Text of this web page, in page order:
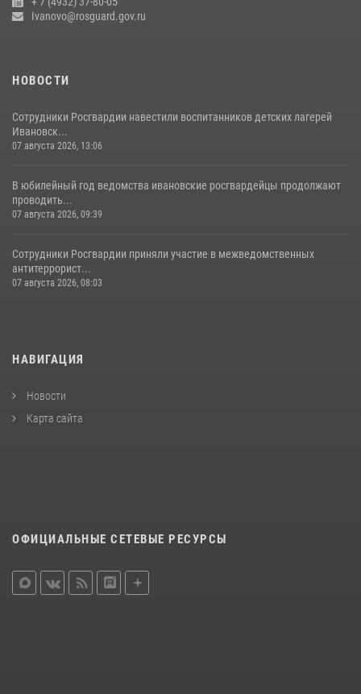
Ivanovo@rosguard.gov.ru
НОВОСТИ
Сотрудники Росгвардии навестили воспитанников детских лагерей
Ивановск...
07 августа 2026, 13:06
В юбилейный год ведомства ивановские росгвардейцы продолжают
проводить...
07 августа 2026, 09:39
Сотрудники Росгвардии приняли участие в межведомственных
антитеррорист...
07 августа 2026, 08:03
НАВИГАЦИЯ
Новости
Карта сайта
ОФИЦИАЛЬНЫЕ СЕТЕВЫЕ РЕСУРСЫ